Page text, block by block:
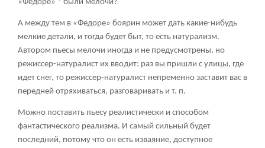
«Федоре» * были мелочи?
А между тем в «Федоре» боярин может дать какие-нибудь
мелкие детали, и тогда будет быт, то есть натурализм.
Автором пьесы мелочи иногда и не предусмотрены, но
режиссер-натуралист их вводит: раз вы пришли с улицы, где
идет снег, то режиссер-натуралист непременно заставит вас в
передней отряхиваться, разговаривать и т. п.
Можно поставить пьесу реалистически и способом
фантастического реализма. И самый сильный будет
последний, потому что он есть изваяние, доступное